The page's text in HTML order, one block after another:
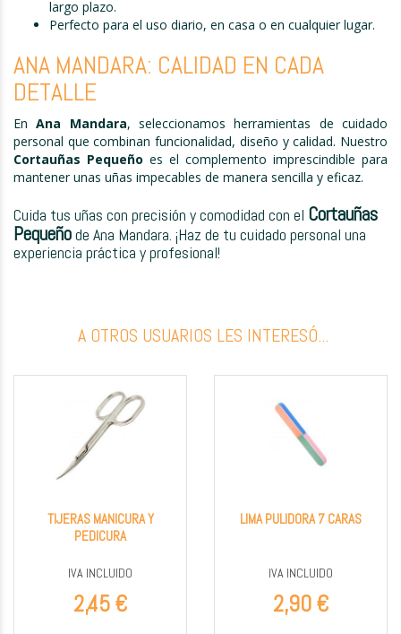
largo plazo.
Perfecto para el uso diario, en casa o en cualquier lugar.
ANA MANDARA: CALIDAD EN CADA
DETALLE
EnAna Mandara, seleccionamos herramientas de cuidado
personal que combinan funcionalidad, diseño y calidad. Nuestro
Cortauñas Pequeño es el complemento imprescindible para
mantener unas uñas impecables de manera sencilla y eficaz.
Cuida tus uñas con precisión y comodidad con el Cortauñas
Pequeñode Ana Mandara. ¡Haz de tu cuidado personal una
experiencia práctica y profesional!
A OTROS USUARIOS LES INTERESÓ...
TIJERAS MANICURA Y
PEDICURA
IVA INCLUIDO
2,45 €
LIMA PULIDORA 7 CARAS
IVA INCLUIDO
2,90 €